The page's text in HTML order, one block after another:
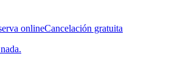
onlineCancelación gratuita